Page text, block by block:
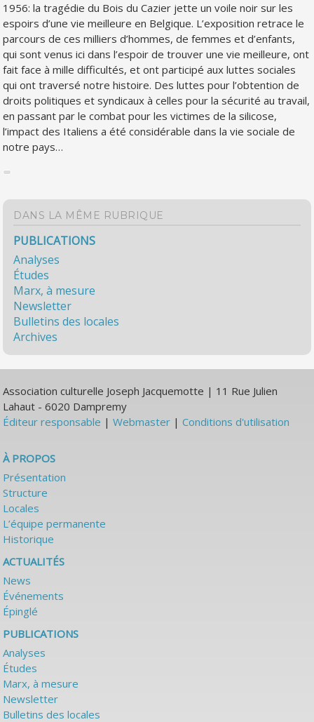
1956: la tragédie du Bois du Cazier jette un voile noir sur les
espoirs d’une vie meilleure en Belgique. L’exposition retrace le
parcours de ces milliers d’hommes, de femmes et d’enfants,
qui sont venus ici dans l’espoir de trouver une vie meilleure, ont
fait face à mille difficultés, et ont participé aux luttes sociales
qui ont traversé notre histoire. Des luttes pour l’obtention de
droits politiques et syndicaux à celles pour la sécurité au travail,
en passant par le combat pour les victimes de la silicose,
l’impact des Italiens a été considérable dans la vie sociale de
notre pays…
DANS LA MÊME RUBRIQUE
PUBLICATIONS
Analyses
Études
Marx, à mesure
Newsletter
Bulletins des locales
Archives
Association culturelle Joseph Jacquemotte | 11 Rue Julien
Lahaut - 6020 Dampremy
Éditeur responsable |Webmaster |Conditions d'utilisation
À PROPOS
Présentation
Structure
Locales
L’équipe permanente
Historique
ACTUALITÉS
News
Événements
Épinglé
PUBLICATIONS
Analyses
Études
Marx, à mesure
Newsletter
Bulletins des locales